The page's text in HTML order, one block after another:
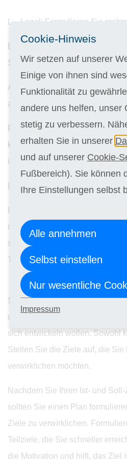
L – Legal: Formulieren Sie
E – Exciting: Ihre Ziele sollten
Sie begeistern.
A – Agreed: Sprechen Sie Ihr
an der Erreichung Ihrer Ziele
R – Recorded: Schreiben Sie
können Sie jederzeit Ihre
im Blick behalten.
Ist – Soll-Zustand:
möglich Ihre Ausgangslage.
stehen, ob Sie zufrieden sind
Tätigkeiten haben. Wichtig ist,
Soll-Zustand: Nach Betrachten
definieren Sie, was Sie
sich entwickeln wollen. Sowohl
Stellen Sie die Ziele auf, die Sie
verwirklichen möchten.
Nachdem Sie Ihren Ist- und
sollten Sie einen Plan
Ziele zu verwirklichen.
Teilziele, die Sie schneller
die Motivation und hilft, das Ziel
Cookie-Hinweis
Wir setzen auf unserer
Einige von ihnen sind
Funktionalität zu
andere uns helfen, unser
stetig zu verbessern.
erhalten Sie in unserer
und auf unserer Cookie-
Fußbereich). Sie können
Ihre Einstellungen selbst
Alle annehmen
Selbst einstellen
Nur wesentliche
Impressum